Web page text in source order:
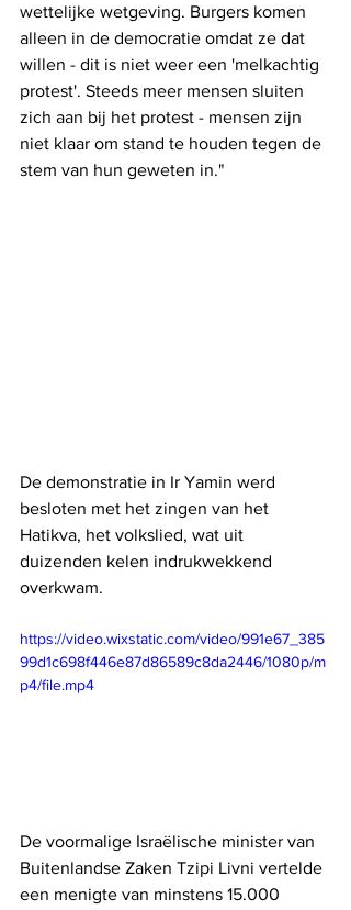
wettelijke wetgeving. Burgers komen
alleen in de democratie omdat ze dat
willen - dit is niet weer een 'melkachtig
protest'. Steeds meer mensen sluiten
zich aan bij het protest - mensen zijn
niet klaar om stand te houden tegen de
stem van hun geweten in."
De demonstratie in Ir Yamin werd
besloten met het zingen van het
Hatikva, het volkslied, wat uit
duizenden kelen indrukwekkend
overkwam.
https://video.wixstatic.com/video/991e67_385
99d1c698f446e87d86589c8da2446/1080p/m
p4/file.mp4
De voormalige Israëlische minister van
Buitenlandse Zaken Tzipi Livni vertelde
een menigte van minstens 15.000